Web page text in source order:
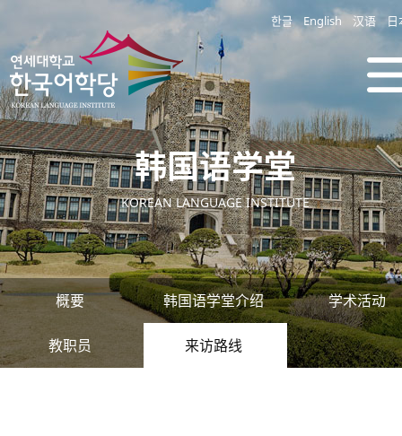
한글 English 汉语 日
韩国语学堂
KOREAN LANGUAGE INSTITUTE
概要 韩国语学堂介绍 学术活动
教职员 来访路线